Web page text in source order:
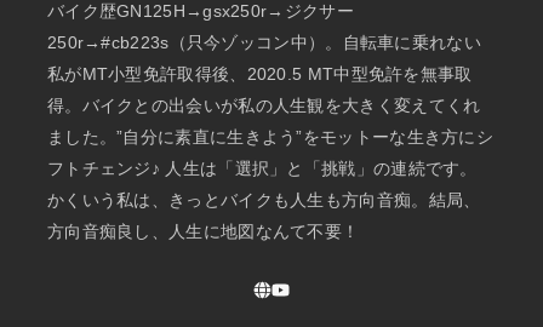
バイク歴GN125H→gsx250r→ジクサー
250r→#cb223s（只今ゾッコン中）。自転車に乗れない
私がMT小型免許取得後、2020.5 MT中型免許を無事取
得。バイクとの出会いが私の人生観を大きく変えてくれ
ました。”自分に素直に生きよう”をモットーな生き方にシ
フトチェンジ♪ 人生は「選択」と「挑戦」の連続です。
かくいう私は、きっとバイクも人生も方向音痴。結局、
方向音痴良し、人生に地図なんて不要！